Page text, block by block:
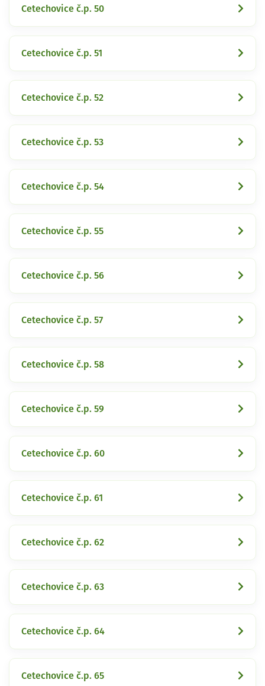
Cetechovice č.p. 50
Cetechovice č.p. 51
Cetechovice č.p. 52
Cetechovice č.p. 53
Cetechovice č.p. 54
Cetechovice č.p. 55
Cetechovice č.p. 56
Cetechovice č.p. 57
Cetechovice č.p. 58
Cetechovice č.p. 59
Cetechovice č.p. 60
Cetechovice č.p. 61
Cetechovice č.p. 62
Cetechovice č.p. 63
Cetechovice č.p. 64
Cetechovice č.p. 65